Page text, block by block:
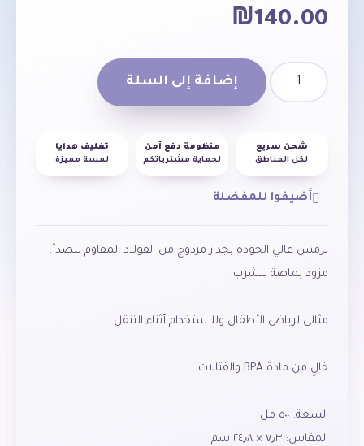
₪140.00
إضافة إلى السلة
شحن سريع
لكل المناطق
منظومة دفع آمن
لحماية مشترياتكم
تغليف هدايا
لمسة مميزة
أضيفوا للمفضلة
ترمس عالي الجودة بجدار مزدوج من الفولاذ المقاوم للصدأ،